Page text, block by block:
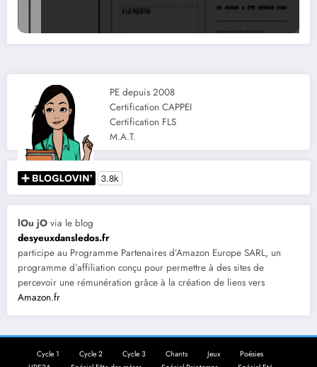
PE depuis 2008
Certification CAPPEI
Certification FLS
M.A.T.
lOu jO via le blog
desyeuxdansledos.fr
participe au Programme Partenaires d’Amazon Europe SARL, un
programme d’affiliation conçu pour permettre à des sites de
percevoir une rémunération grâce à la création de liens vers
Amazon.fr
Cycle 1 Cycle 2 Cycle 3 Chants Jeux
Poésies